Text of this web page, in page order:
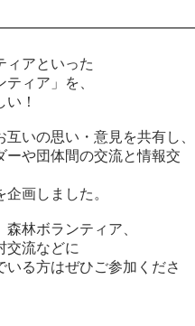
アといった
ィア」を、
！
いの思い・意見を共有し、
や団体間の交流と情報交
画しました。
林ボランティア、
交流などに
る方はぜひご参加くださ